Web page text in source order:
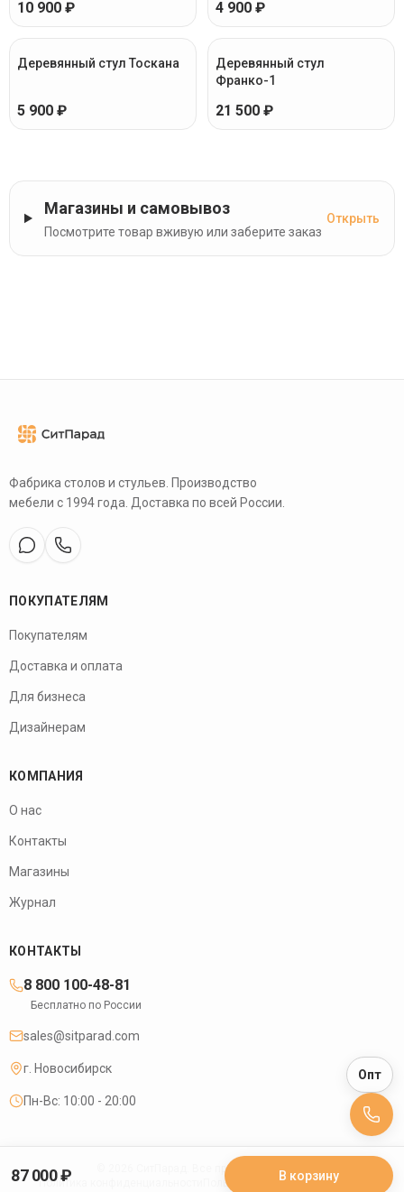
Опт
87 000 ₽ В корзину
10 900 ₽ 4 900 ₽
Деревянный стул Тоскана
5 900 ₽
Деревянный стул
Франко-1
21 500 ₽
Магазины и самовывоз
Посмотрите товар вживую или заберите заказ
Открыть
Фабрика столов и стульев. Производство
мебели с 1994 года. Доставка по всей России.
ПОКУПАТЕЛЯМ
Покупателям
Доставка и оплата
Для бизнеса
Дизайнерам
КОМПАНИЯ
О нас
Контакты
Магазины
Журнал
КОНТАКТЫ
8 800 100-48-81
Бесплатно по России
sales@sitparad.com
г. Новосибирск
Пн-Вс: 10:00 - 20:00
СитПарад. Все права защищены.
Политика конфиденциальности
Пользовательское соглашение